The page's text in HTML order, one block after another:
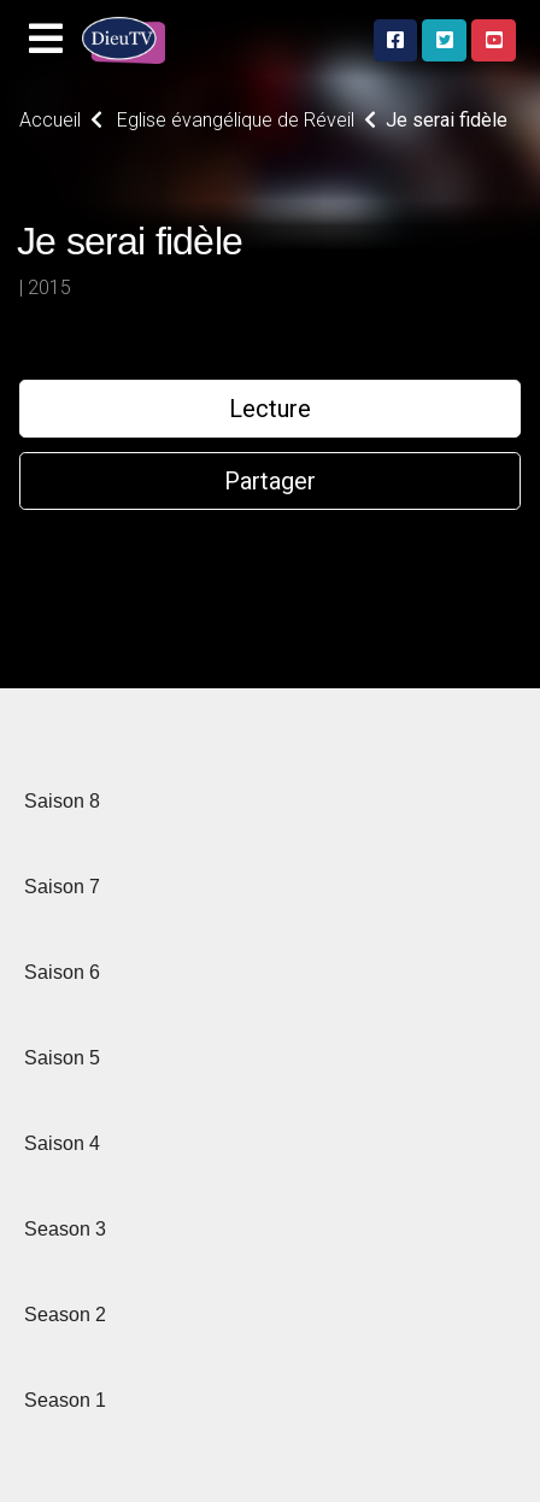
Accueil Eglise évangélique de Réveil Je serai fidèle
Je serai fidèle
| 2015
Lecture
Partager
Saison 8
Saison 7
Saison 6
Saison 5
Saison 4
Season 3
Season 2
Season 1